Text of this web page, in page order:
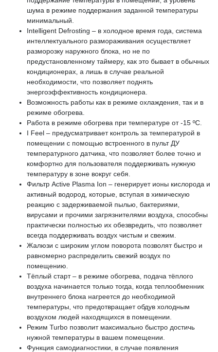
шума в режиме поддержания заданной температуры
минимальный.
Intelligent Defrosting – в холодное время года, система
интеллектуального размораживания осуществляет
разморозку наружного блока, но не по
предустановленному таймеру, как это бывает в обычных
кондиционерах, а лишь в случае реальной
необходимости, что позволяет поднять
энергоэффективность кондиционера.
Возможность работы как в режиме охлаждения, так и в
режиме обогрева.
Работа в режиме обогрева при температуре от -15 ºС.
I Feel – предусматривает контроль за температурой в
помещении с помощью встроенного в пульт ДУ
температурного датчика, что позволяет более точно и
комфортно для пользователя поддерживать нужную
температуру в зоне вокруг себя.
Фильтр Active Plasma Ion – генерирует ионы кислорода и
активный водород, которые, вступая в химическую
реакцию с задерживаемой пылью, бактериями,
вирусами и прочими загрязнителями воздуха, способны
практически полностью их обезвредить, что позволяет
всегда поддерживать воздух чистым и свежим.
Жалюзи с широким углом поворота позволят быстро и
равномерно распределить свежий воздух по
помещению.
Тёплый старт – в режиме обогрева, подача тёплого
воздуха начинается только тогда, когда теплообменник
внутреннего блока нагреется до необходимой
температуры, что предотвращает обдув холодным
воздухом людей находящихся в помещении.
Режим Turbo позволит максимально быстро достичь
нужной температуры в вашем помещении.
Функция самодиагностики, в случае появления